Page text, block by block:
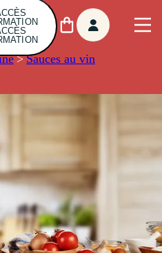
> Sauces au vin